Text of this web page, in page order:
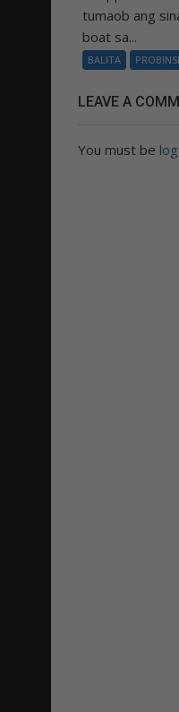
tumaob ang
boat sa...
BALITA
LEAVE A
You must be